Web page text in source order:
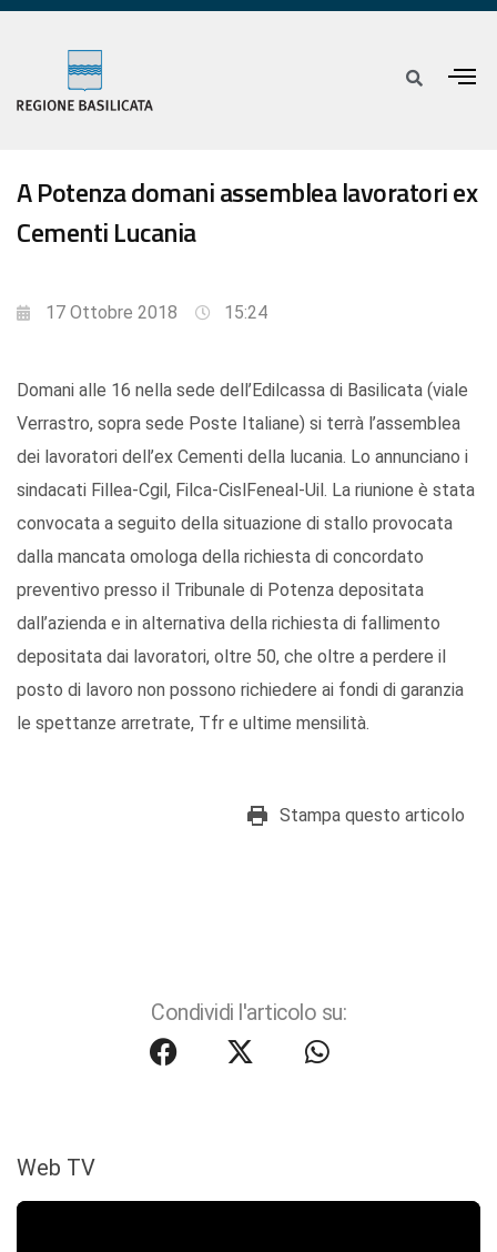
A Potenza domani assemblea lavoratori ex
Cementi Lucania
17 Ottobre 2018 15:24
Domani alle 16 nella sede dell’Edilcassa di Basilicata (viale
Verrastro, sopra sede Poste Italiane) si terrà l’assemblea
dei lavoratori dell’ex Cementi della lucania. Lo annunciano i
sindacati Fillea-Cgil, Filca-CislFeneal-Uil. La riunione è stata
convocata a seguito della situazione di stallo provocata
dalla mancata omologa della richiesta di concordato
preventivo presso il Tribunale di Potenza depositata
dall’azienda e in alternativa della richiesta di fallimento
depositata dai lavoratori, oltre 50, che oltre a perdere il
posto di lavoro non possono richiedere ai fondi di garanzia
le spettanze arretrate, Tfr e ultime mensilità.
Stampa questo articolo
Condividi l'articolo su:
Web TV